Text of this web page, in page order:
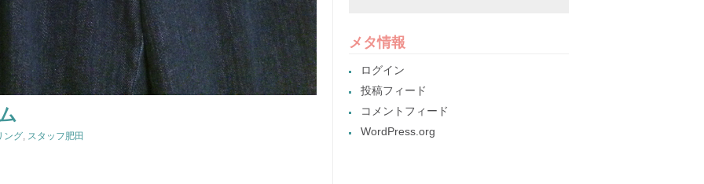
ング, スタッフ肥田
メタ情報
ログイン
投稿フィード
コメントフィード
WordPress.org